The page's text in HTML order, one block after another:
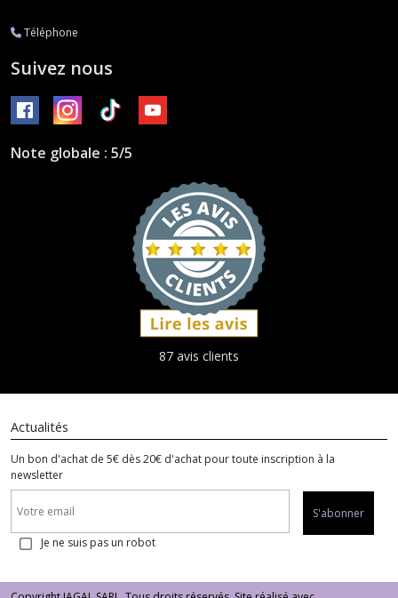
Téléphone
Suivez nous
Note globale : 5/5
87 avis clients
Actualités
Un bon d'achat de 5€ dès 20€ d'achat pour toute inscription à la
newsletter
S'abonner
Je ne suis pas un robot